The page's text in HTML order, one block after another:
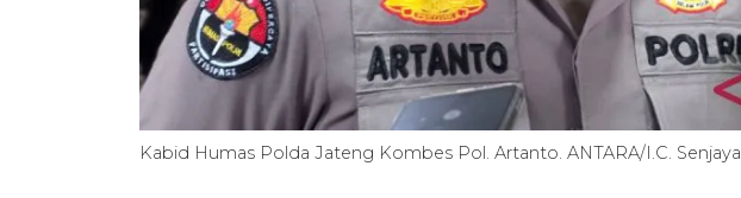
Kabid Humas Polda Jateng Kombes Pol. Artanto. ANTARA/I.C. Senjaya